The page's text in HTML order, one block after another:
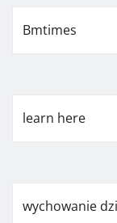
Bmtimes
learn here
wychowanie